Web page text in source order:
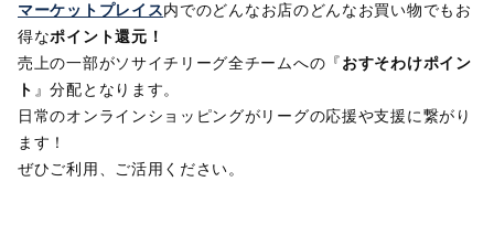
マーケットプレイス内でのどんなお店のどんなお買い物でもお
得なポイント還元！
売上の一部がソサイチリーグ全チームへの『おすそわけポイン
ト 』分配となります。
日常のオンラインショッピングがリーグの応援や支援に繋がり
ます！
ぜひご利用、ご活用ください。